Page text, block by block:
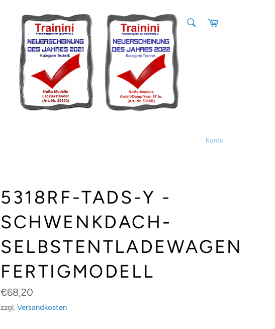
Warenkorb
Konto
5318RF-TADS-Y -
SCHWENKDACH-
SELBSTENTLADEWAGEN
FERTIGMODELL
Normaler
Preis
€68,20
zzgl. Versandkosten